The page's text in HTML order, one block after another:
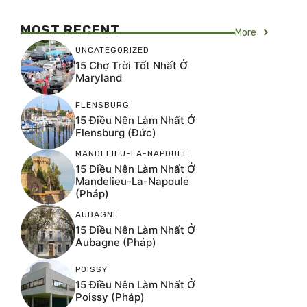
MOST RECENT More
UNCATEGORIZED
15 Chợ Trời Tốt Nhất Ở
Maryland
FLENSBURG
15 Điều Nên Làm Nhất Ở
Flensburg (Đức)
MANDELIEU-LA-NAPOULE
15 Điều Nên Làm Nhất Ở
Mandelieu-La-Napoule
(Pháp)
AUBAGNE
15 Điều Nên Làm Nhất Ở
Aubagne (Pháp)
POISSY
15 Điều Nên Làm Nhất Ở
Poissy (Pháp)